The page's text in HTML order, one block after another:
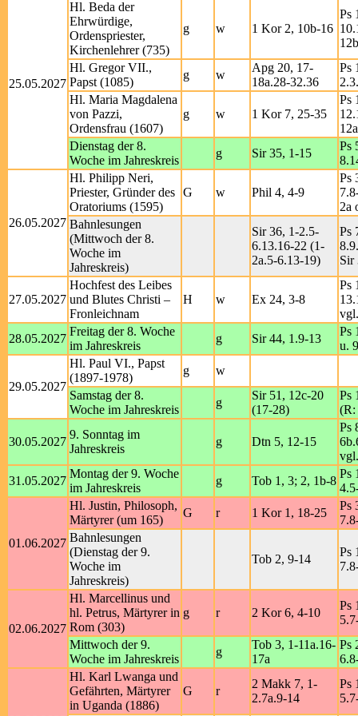
25.05.2027
Hl. Beda der
Ehrwürdige,
Ordenspriester,
Kirchenlehrer (735)
g w 1 Kor 2, 10b-16
Ps
Hl. Gregor VII.,
Papst (1085)
g w
Apg 20, 17-
18a.28-32.36
Ps
Hl. Maria Magdalena
von Pazzi,
Ordensfrau (1607)
g w 1 Kor 7, 25-35
Ps
Dienstag der 8.
Woche im Jahreskreis
g Sir 35, 1-15
Ps
26.05.2027
Hl. Philipp Neri,
Priester, Gründer des
Oratoriums (1595)
G w Phil 4, 4-9
Ps
2a
Bahnlesungen
(Mittwoch der 8.
Woche im
Jahreskreis)
Sir 36, 1-2.5-
6.13.16-22 (1-
2a.5-6.13-19)
Ps
Sir
27.05.2027
Hochfest des Leibes
und Blutes Christi –
Fronleichnam
H w Ex 24, 3-8
Ps
28.05.2027
Freitag der 8. Woche
im Jahreskreis
g Sir 44, 1.9-13
Ps
u.
29.05.2027
Hl. Paul VI., Papst
(1897-1978)
g
w
Samstag der 8.
Woche im Jahreskreis
g
Sir 51, 12c-20
(17-28)
Ps
(R:
30.05.2027
9. Sonntag im
Jahreskreis
g Dtn 5, 12-15
Ps
31.05.2027
Montag der 9. Woche
im Jahreskreis
g Tob 1, 3; 2, 1b-8
Ps
01.06.2027
Hl. Justin, Philosoph,
Märtyrer (um 165)
G r 1 Kor 1, 18-25
Ps
Bahnlesungen
(Dienstag der 9.
Woche im
Jahreskreis)
Tob 2, 9-14
Ps
02.06.2027
Hl. Marcellinus und
hl. Petrus, Märtyrer in
Rom (303)
g r 2 Kor 6, 4-10
Ps
Mittwoch der 9.
Woche im Jahreskreis
g
Tob 3, 1-11a.16-
17a
Ps
Hl. Karl Lwanga und
Gefährten, Märtyrer
in Uganda (1886)
G r
2 Makk 7, 1-
2.7a.9-14
Ps